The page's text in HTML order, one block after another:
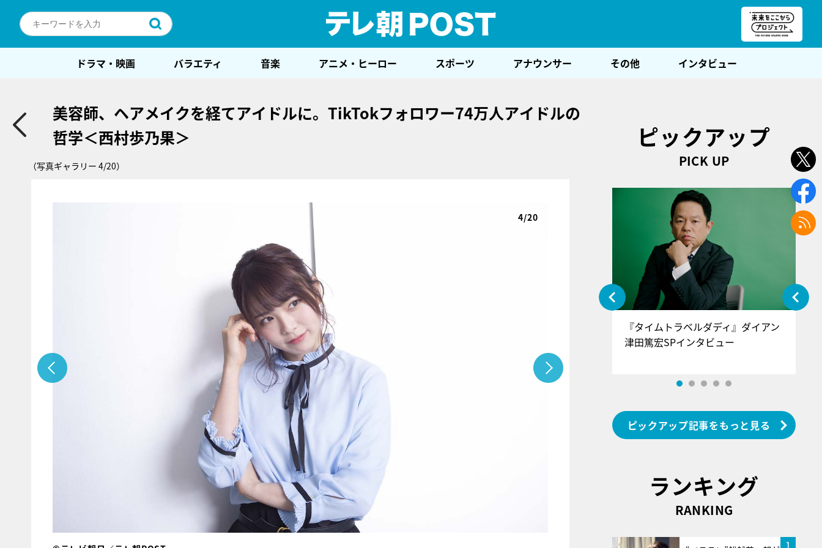
ドラマ・映画 バラエティ 音楽 アニメ・ヒーロー スポーツ アナウンサー その他 インタビュー
美容師、ヘアメイクを経てアイドルに。TikTokフォロワー74万人アイドルの
哲学＜西村歩乃果＞
（写真ギャラリー 4/20）
4/20
ピックアップ
PICK UP
『タイムトラベルダディ』ダイアン
津田篤宏SPインタビュー
ピックアップ記事をもっと見る
ランキング
RANKING
1